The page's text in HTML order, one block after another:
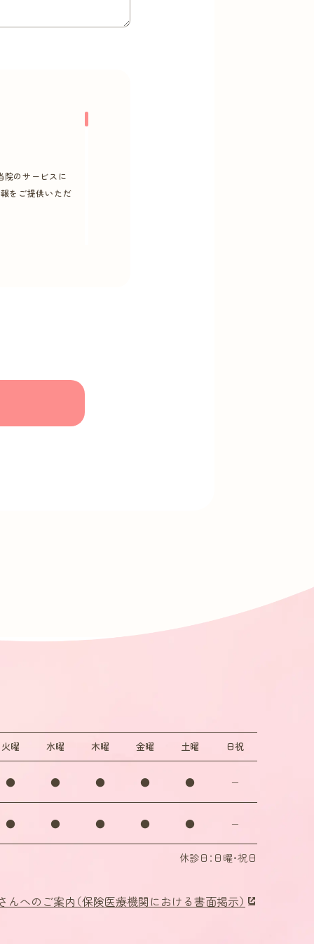
院のサービスに
報をご提供いただ
患者さまのコン
許可されている
ら、コンピュー
火曜 水曜 木曜 金曜 土曜 日祝
● ● ● ● ● −
● ● ● ● ● −
休診日：日曜・祝日
んへのご案内 （保険医療機関における書面掲示）